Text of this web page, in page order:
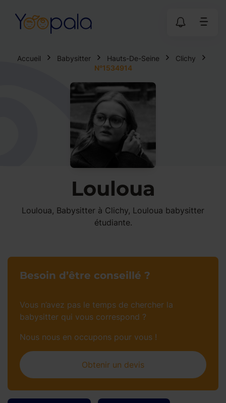
Accueil Babysitter Hauts-De-Seine
Clichy
N°1534914
Louloua
Louloua, Babysitter à Clichy, Louloua babysitter
étudiante.
Besoin d’être conseillé ?
Vous n’avez pas le temps de chercher la
babysitter qui vous correspond ?
Nous nous en occupons pour vous !
Obtenir un devis